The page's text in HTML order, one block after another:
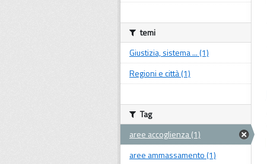
temi
Giustizia, sistema ... (1)
Regioni e città (1)
Tag
aree accoglienza (1)
aree ammassamento (1)